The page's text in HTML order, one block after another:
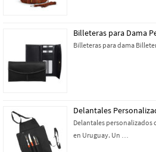
Billeteras para Dama
Billeteras para dama
Delantales
Delantales personalizados
en Uruguay. Un …